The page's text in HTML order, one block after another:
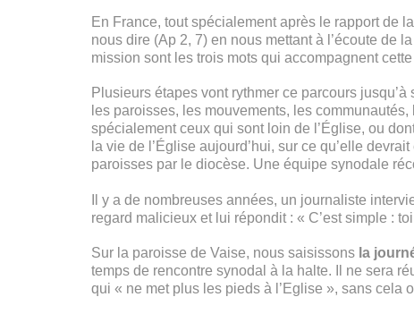
En France, tout spécialement après le rapport de
nous dire (Ap 2, 7) en nous mettant à l’écoute de
mission sont les trois mots qui accompagnent
Plusieurs étapes vont rythmer ce parcours
les paroisses, les mouvements, les
spécialement ceux qui sont loin de l’Église, ou
la vie de l’Église aujourd’hui, sur ce qu’elle
paroisses par le diocèse. Une équipe synodale
Il y a de nombreuses années, un journaliste
regard malicieux et lui répondit : « C’est simple :
Sur la paroisse de Vaise, nous saisissons la
temps de rencontre synodal à la halte. Il ne sera
qui « ne met plus les pieds à l’Eglise », sans cela